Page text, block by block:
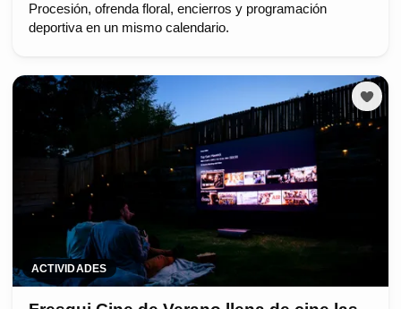
Procesión, ofrenda floral, encierros y programación
deportiva en un mismo calendario.
ACTIVIDADES